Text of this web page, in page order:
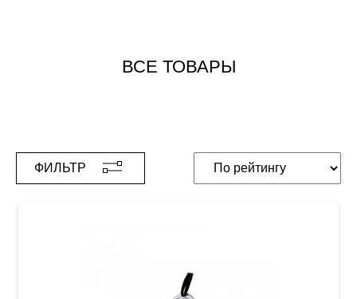
ВСЕ ТОВАРЫ
ФИЛЬТР